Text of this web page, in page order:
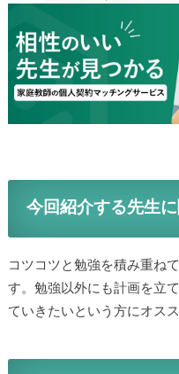
今回紹介する先生
コツコツと勉強を積み重ね
す。勉強以外にも計画を立
ていきたいという方にオス